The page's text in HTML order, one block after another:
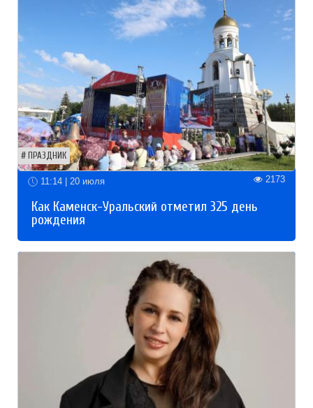
ПРАЗДНИК
11:14 | 20 июля 2173
Как Каменск-Уральский отметил 325 день
рождения